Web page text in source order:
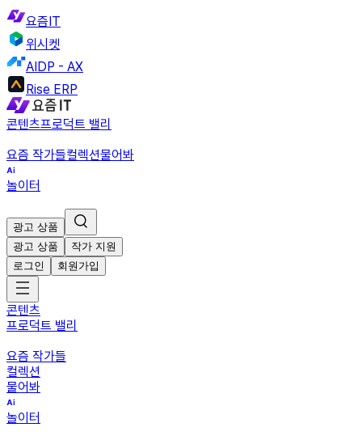
요즘IT
위시켓
AIDP - AX
Rise ERP
콘텐츠프로덕트 밸리
요즘 작가들컬렉션물어봐
놀이터
광고 상품
광고 상품
작가 지원
로그인
회원가입
콘텐츠
프로덕트 밸리
요즘 작가들
컬렉션
물어봐
놀이터